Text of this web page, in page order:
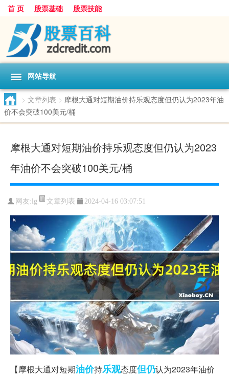
首 页 股票基础 股票技能
网站导航
> 文章列表 > 摩根大通对短期油价持乐观态度但仍认为2023年油
价不会突破100美元/桶
摩根大通对短期油价持乐观态度但仍认为2023
年油价不会突破100美元/桶
网友:lg 文章列表 2024-04-16 03:07:51
【摩根大通对短期油价持乐观态度但仍认为2023年油价